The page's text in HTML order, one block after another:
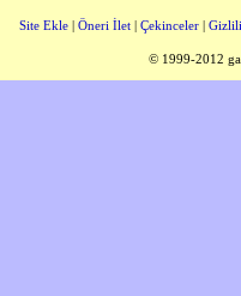
Site Ekle| Öneri İlet| Çekinceler|
© 1999-2012